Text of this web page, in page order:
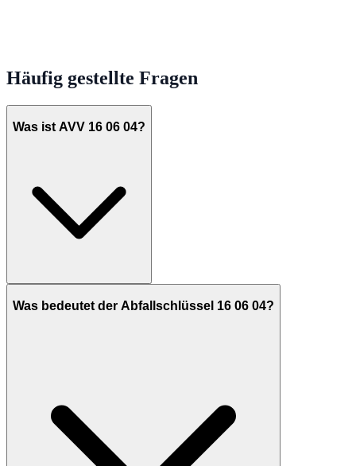
Häufig gestellte Fragen
Was ist AVV 16 06 04?
Was bedeutet der Abfallschlüssel 16 06 04?